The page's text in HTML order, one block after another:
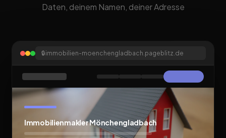
Daten, deinem Namen, deiner Adresse
🔒immobilien-moenchengladbach.pageblitz.de
Immobilienmakler Mönchengladbach